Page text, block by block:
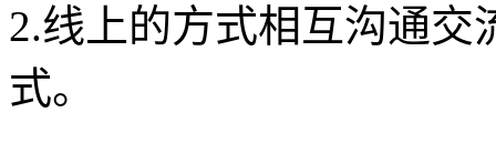
2.线上的方式相互沟通
式。